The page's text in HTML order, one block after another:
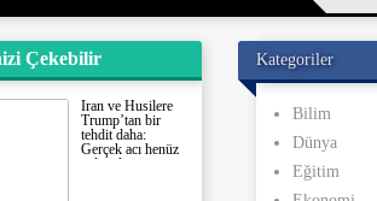
Basra Körfezi’nde düzenledikleri operasyonla
acı dolu bir tesadüf sonucu aynı kaderi
hayatını kaybetti. Aile üyeleri ve yakınları, bu
Çekebilir
İran ve Husilere
Trump’tan bir
tehdit daha:
Gerçek acı henüz
gelmedi
Kategoriler
Bilim
Dünya
Eğitim